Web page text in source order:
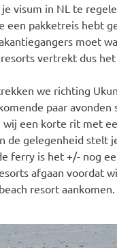
visum in NL te
een pakketreis hebt
moet
vertrekt dus
we richting
paar avonden
wij een korte rit met
de gelegenheid stelt
ferry is het +/- nog
afgaan voordat
resort aankomen.